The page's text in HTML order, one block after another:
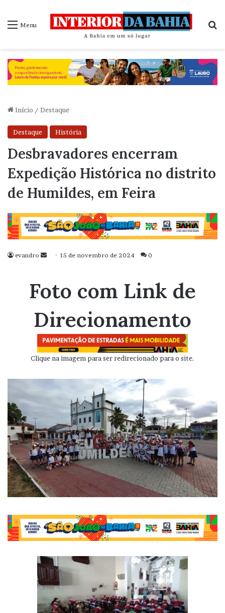
Menu
Início / Destaque
Destaque História
Desbravadores encerram
Expedição Histórica no distrito
de Humildes, em Feira
evandro
Mande
mail
15 de novembro de 2024 0
Foto com Link de
Direcionamento
Clique na imagem para ser redirecionado para o site.